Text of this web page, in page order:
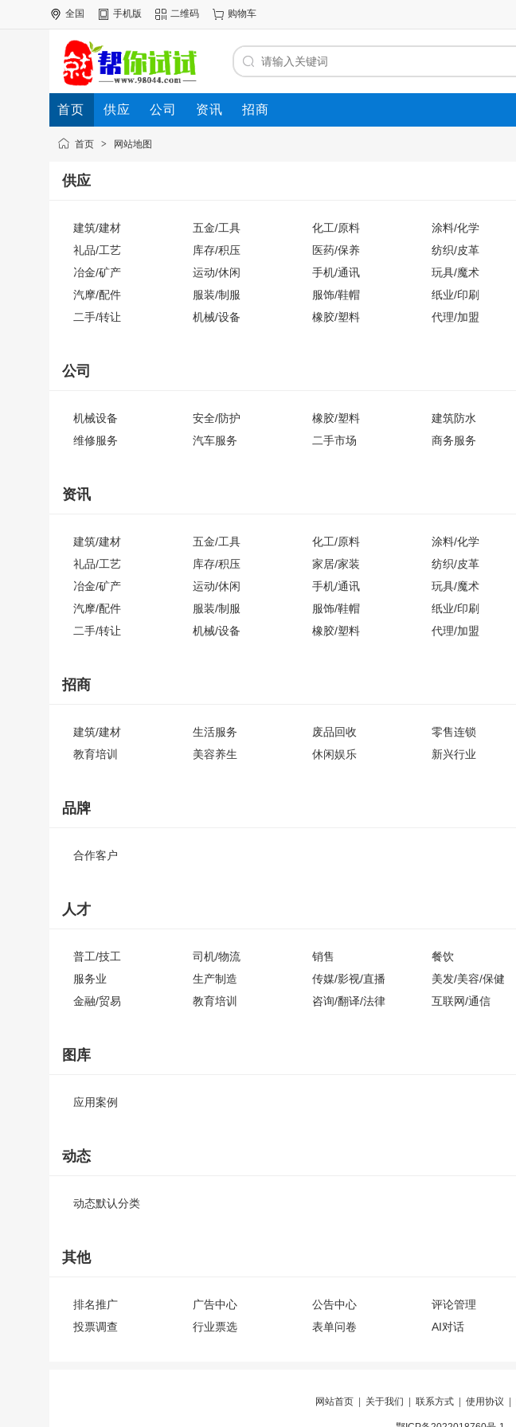
全国 手机版 二维码 购物车
首页 供应 公司 资讯 招商
首页 > 网站地图
供应
建筑/建材 五金/工具 化工/原料 涂料/化学
礼品/工艺
库存/积压 医药/保养 纺织/皮革
冶金/矿产
运动/休闲 手机/通讯 玩具/魔术
汽摩/配件
服装/制服 服饰/鞋帽 纸业/印刷
二手/转让
机械/设备 橡胶/塑料 代理/加盟
公司
机械设备 安全/防护 橡胶/塑料 建筑防水
维修服务
汽车服务 二手市场 商务服务
资讯
建筑/建材 五金/工具 化工/原料 涂料/化学
礼品/工艺
库存/积压 家居/家装 纺织/皮革
冶金/矿产
运动/休闲 手机/通讯 玩具/魔术
汽摩/配件
服装/制服 服饰/鞋帽 纸业/印刷
二手/转让
机械/设备 橡胶/塑料 代理/加盟
招商
建筑/建材 生活服务 废品回收 零售连锁
教育培训
美容养生 休闲娱乐 新兴行业
品牌
合作客户
人才
普工/技工 司机/物流 销售 餐饮
服务业
生产制造 传媒/影视/直播 美发/美容/保健
金融/贸易
教育培训 咨询/翻译/法律 互联网/通信
图库
应用案例
动态
动态默认分类
其他
排名推广 广告中心 公告中心 评论管理
投票调查
行业票选 表单问卷 AI对话
网站首页 关于我们 联系方式 使用协议